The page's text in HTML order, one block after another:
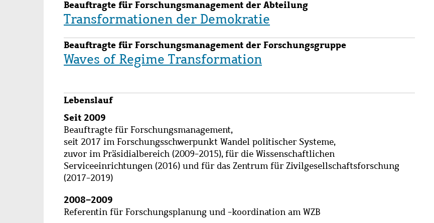
Beauftragte für Forschungsmanagement der Abteilung
Transformationen der Demokratie
Beauftragte für Forschungsmanagement der Forschungsgruppe
Waves of Regime Transformation
Lebenslauf
Seit 2009
Beauftragte für Forschungsmanagement,
seit 2017 im Forschungsschwerpunkt Wandel politischer Systeme,
zuvor im Präsidialbereich (2009-2015), für die Wissenschaftlichen
Serviceeinrichtungen (2016) und für das Zentrum für Zivilgesellschaftsforschung
(2017-2019)
2008­­–2009
Referentin für Forschungsplanung und -koordination am WZB